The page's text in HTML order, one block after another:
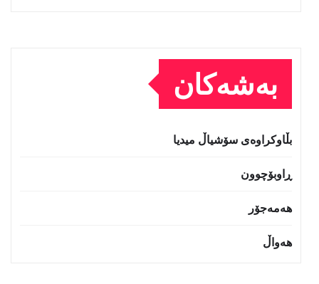
بەشەکان
بڵاوکراوەی سۆشیاڵ میدیا
ڕاوبۆچوون
هەمەجۆر
هەواڵ